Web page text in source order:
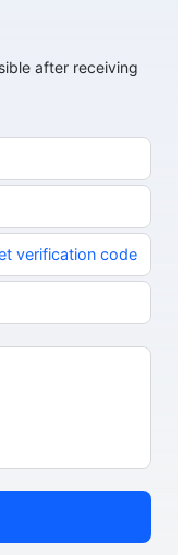
after receiving
verification code